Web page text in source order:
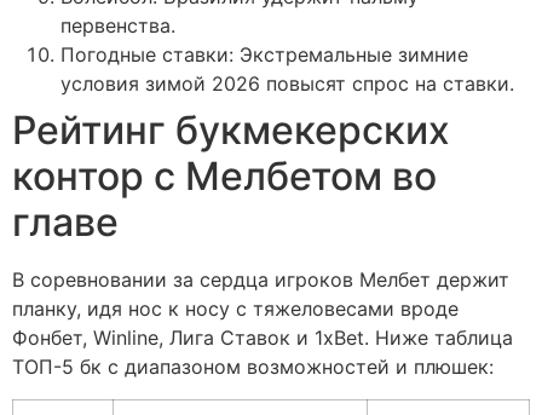
первенства.
Погодные ставки: Экстремальные зимние
условия зимой 2026 повысят спрос на ставки.
Рейтинг букмекерских
контор с Мелбетом во
главе
В соревновании за сердца игроков Мелбет держит
планку, идя нос к носу с тяжеловесами вроде
Фонбет, Winline, Лига Ставок и 1xBet. Ниже таблица
ТОП-5 бк с диапазоном возможностей и плюшек: